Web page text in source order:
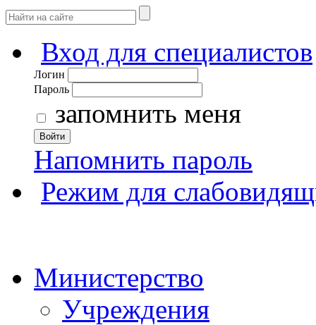
Вход для специалистов
Логин
Пароль
запомнить меня
Войти
Напомнить пароль
Режим для
Министерство
Учреждения